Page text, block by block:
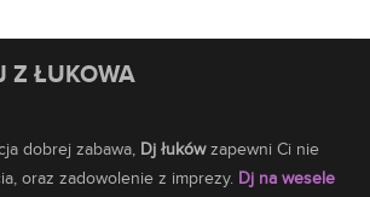
Z ŁUKOWA
dobrej zabawa, Dj łukówzapewni Ci nie
oraz zadowolenie z imprezy. Dj na wesele